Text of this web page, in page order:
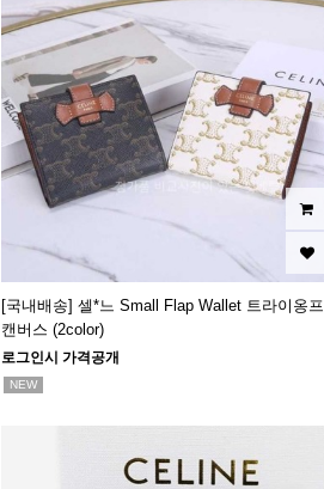
[국내배송] 셀*느 Small Flap Wallet 트라이옹프
캔버스 (2color)
로그인시 가격공개
NEW